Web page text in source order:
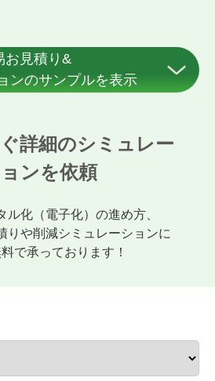
お見積り&
ンのサンプルを表示
詳細のシミュレー
ンを依頼
ル化（電子化）の進め方、
りや削減シミュレーションに
で承っております！